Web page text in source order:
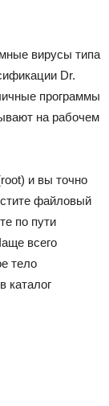
вирусы типа
Dr.
программы
на рабочем
и вы точно
файловый
по пути
всего
тело
каталог